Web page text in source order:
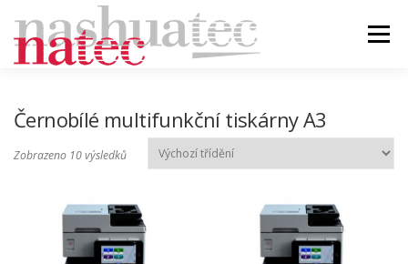
obsah
Menu
KONTAKT
Černobílé multifunkční tiskárny A3
Zobrazeno 10 výsledků